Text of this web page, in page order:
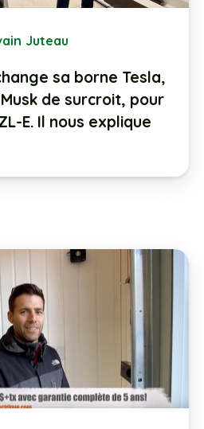
Juteau
sa borne Tesla,
de surcroit, pour
E. Il nous explique